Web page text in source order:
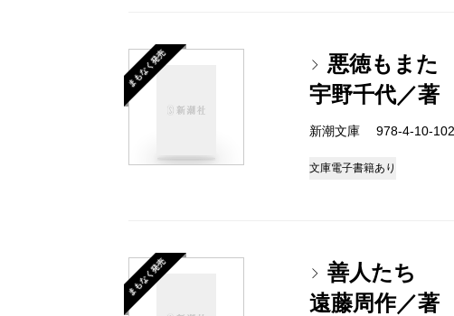
まもなく発売
悪徳もまた
宇野千代／著
新潮文庫 978-4-10-
文庫電子書籍あり
まもなく発売
善人たち
遠藤周作／著